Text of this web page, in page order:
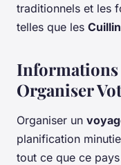
traditionnels et les
telles que les
Organiser
Organiser un
planification
tout ce que ce